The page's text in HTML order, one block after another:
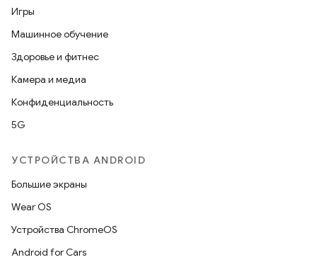
Игры
Машинное обучение
Здоровье и фитнес
Камера и медиа
Конфиденциальность
5G
УСТРОЙСТВА ANDROID
Большие экраны
Wear OS
Устройства ChromeOS
Android for Cars